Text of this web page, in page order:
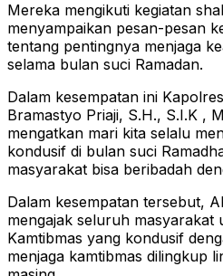
Mereka mengikuti kegiatan
menyampaikan pesan-pesan
tentang pentingnya menjaga
selama bulan suci Ramadan.
Dalam kesempatan ini
Bramastyo Priaji, S.H., S.I.K ,
mengatkan mari kita selalu
kondusif di bulan suci
masyarakat bisa beribadah
Dalam kesempatan tersebut,
mengajak seluruh masyarakat
Kamtibmas yang kondusif
menjaga kamtibmas dilingkup